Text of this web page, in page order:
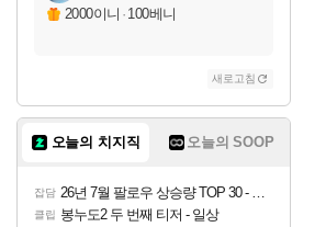
2000이니 · 100베니
새로고침
오늘의 치지직 오늘의 SOOP
잡담 26년 7월 팔로우 상승량 TOP 30 - 월간 치지직
클립 봉누도2 두 번째 티저 - 일상